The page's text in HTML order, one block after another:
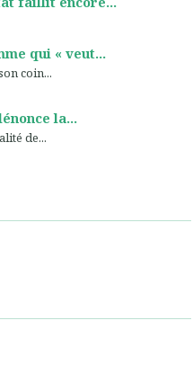
qui « veut...
coin...
la...
de...